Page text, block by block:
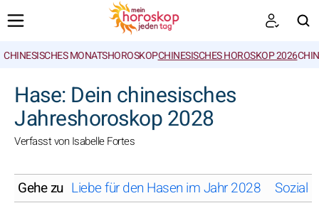
CHINESISCHES MONATSHOROSKOPCHINESISCHES HOROSKOP 2026
Hase: Dein chinesisches
Jahreshoroskop 2028
Verfasst von Isabelle Fortes
Gehe zu Liebe für den Hasen im Jahr 2028